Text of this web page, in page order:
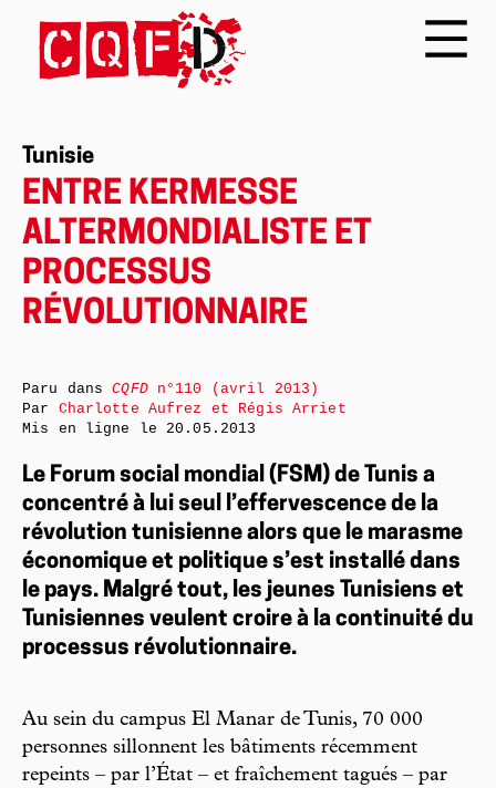
Tunisie
ENTRE KERMESSE
ALTERMONDIALISTE ET
PROCESSUS
RÉVOLUTIONNAIRE
Le Forum social mondial (FSM) de Tunis a
concentré à lui seul l’effervescence de la
révolution tunisienne alors que le marasme
économique et politique s’est installé dans
le pays. Malgré tout, les jeunes Tunisiens et
Tunisiennes veulent croire à la continuité du
processus révolutionnaire.
Au sein du campus El Manar de Tunis, 70 000
personnes sillonnent les bâtiments récemment
repeints – par l’État – et fraîchement tagués – par
Paru dansCQFDn°110 (avril 2013)
Par Charlotte Aufrez et Régis Arriet
Mis en ligne le 20.05.2013